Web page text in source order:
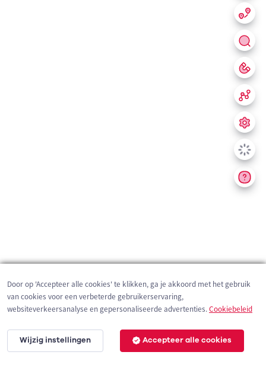
2 km
Door op 'Accepteer alle cookies' te klikken, ga je akkoord met het gebruik
van cookies voor een verbeterde gebruikerservaring,
websiteverkeersanalyse en gepersonaliseerde advertenties.Cookiebeleid
Wijzig instellingen Accepteer alle cookies